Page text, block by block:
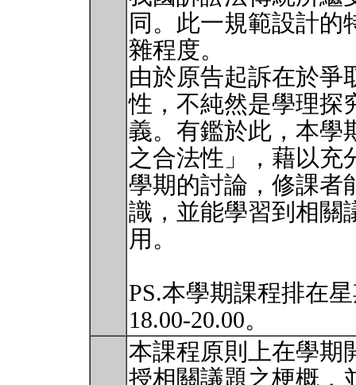
同。此一規範設計的
雜程度。
由於原告起訴在於爭
性，不純然是學理探
義。有鑑於此，本學
之合法性」，藉以充
學期的討論，修課者
識，並能學習到相關
用。
PS.本學期課程排在
18.00-20.00。
本課程原則上在學期
授相關議題之梗概，